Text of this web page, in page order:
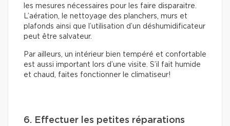
les mesures nécessaires pour les faire disparaitre.
L’aération, le nettoyage des planchers, murs et
plafonds ainsi que l’utilisation d’un déshumidificateur
peut être salvateur.
Par ailleurs, un intérieur bien tempéré et confortable
est aussi important lors d’une visite. S’il fait humide
et chaud, faites fonctionner le climatiseur!
6. Effectuer les petites réparations